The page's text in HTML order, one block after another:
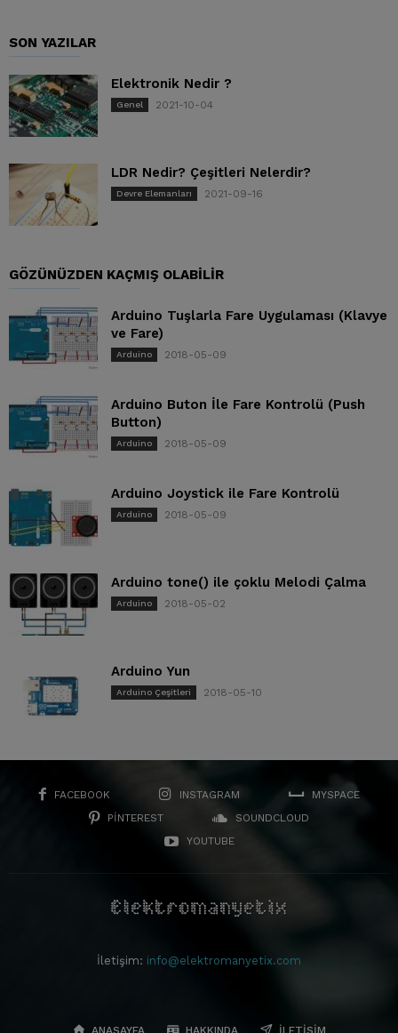
SON YAZILAR
Elektronik Nedir ?
Genel 2021-10-04
LDR Nedir? Çeşitleri Nelerdir?
Devre Elemanları 2021-09-16
GÖZÜNÜZDEN KAÇMIŞ OLABILIR
Arduino Tuşlarla Fare Uygulaması (Klavye
ve Fare)
Arduino 2018-05-09
Arduino Buton İle Fare Kontrolü (Push
Button)
Arduino 2018-05-09
Arduino Joystick ile Fare Kontrolü
Arduino 2018-05-09
Arduino tone() ile çoklu Melodi Çalma
Arduino 2018-05-02
Arduino Yun
Arduino Çeşitleri 2018-05-10
FACEBOOK INSTAGRAM
MYSPACE
PINTEREST
SOUNDCLOUD
YOUTUBE
İletişim: info@elektromanyetix.com
ANASAYFA HAKKINDA İLETIŞIM